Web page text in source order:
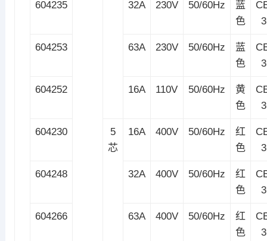
604235 32A 230V 50/60Hz
蓝
色
604253 63A 230V 50/60Hz
蓝
色
604252 16A 110V 50/60Hz
黄
色
604230
5
芯
16A 400V 50/60Hz
红
色
604248 32A 400V 50/60Hz
红
色
604266 63A 400V 50/60Hz
红
色